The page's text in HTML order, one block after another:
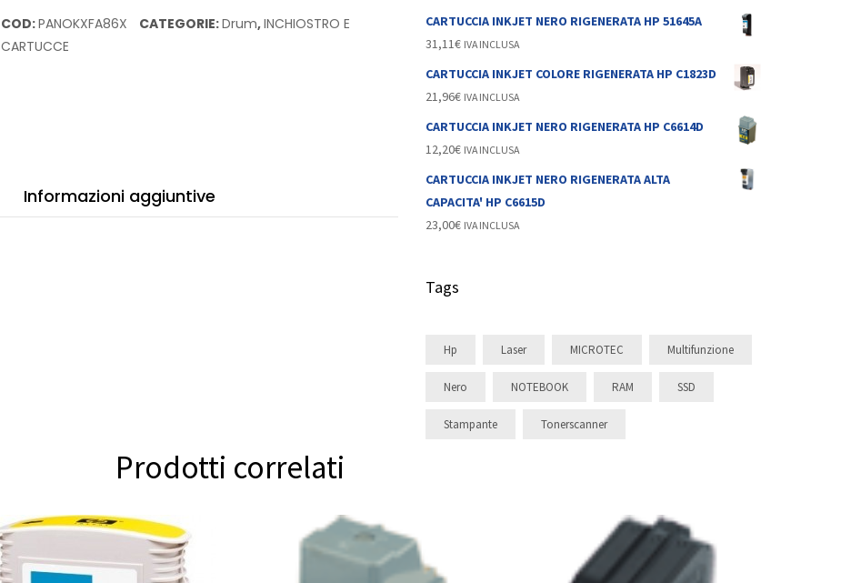
KX-
FA86X
COD:PANOKXFA86X CATEGORIE:Drum,INCHIOSTRO E
CARTUCCE
Informazioni aggiuntive
CARTUCCIA INKJET NERO RIGENERATA HP 51645A
31,11€ IVA INCLUSA
CARTUCCIA INKJET COLORE RIGENERATA HP C1823D
21,96€ IVA INCLUSA
CARTUCCIA INKJET NERO RIGENERATA HP C6614D
12,20€ IVA INCLUSA
CARTUCCIA INKJET NERO RIGENERATA ALTA
CAPACITA' HP C6615D
23,00€ IVA INCLUSA
Tags
Hp Laser MICROTEC Multifunzione
Nero NOTEBOOK RAM SSD
Stampante Tonerscanner
Prodotti correlati